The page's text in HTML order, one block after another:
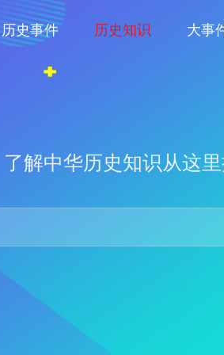
历史事件 历史知识 大事
了解中华历史知识从这